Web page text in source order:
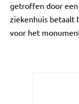
getroffen door
ziekenhuis betaalt
voor het